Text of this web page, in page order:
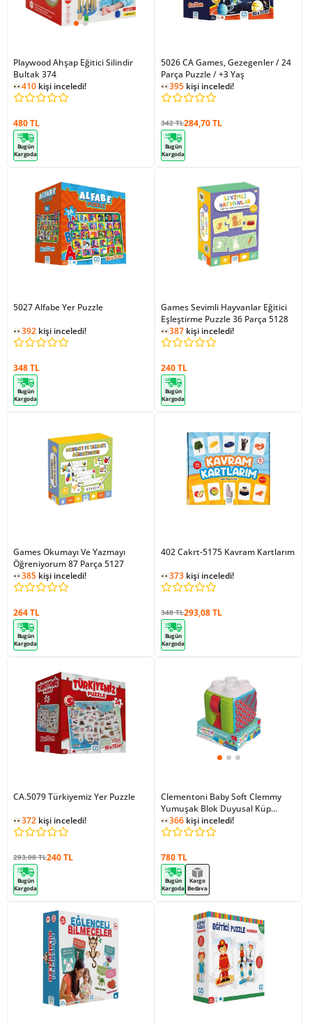
Playwood Ahşap Eğitici Silindir
Bultak 374
410 kişi inceledi!
480 TL
Bugün
Kargoda
5026 CA Games, Gezegenler / 24
Parça Puzzle / +3 Yaş
395 kişi inceledi!
342 TL284,70 TL
Bugün
Kargoda
5027 Alfabe Yer Puzzle
392 kişi inceledi!
348 TL
Bugün
Kargoda
Games Sevimli Hayvanlar Eğitici
Eşleştirme Puzzle 36 Parça 5128
387 kişi inceledi!
240 TL
Bugün
Kargoda
Games Okumayı Ve Yazmayı
Öğreniyorum 87 Parça 5127
385 kişi inceledi!
264 TL
Bugün
Kargoda
402 Cakrt-5175 Kavram Kartlarım
373 kişi inceledi!
348 TL293,08 TL
Bugün
Kargoda
CA.5079 Türkiyemiz Yer Puzzle
372 kişi inceledi!
293,08 TL240 TL
Bugün
Kargoda
Clementoni Baby Soft Clemmy
Yumuşak Blok Duyusal Küp
17902
366 kişi inceledi!
780 TL
Bugün
Kargoda
Kargo
Bedava